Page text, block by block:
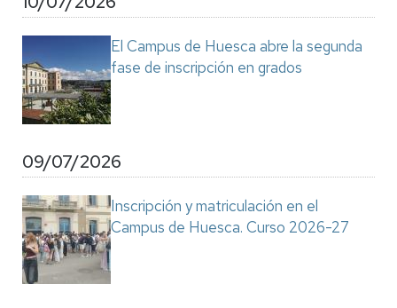
El Campus de Huesca abre la segunda
fase de inscripción en grados
09/07/2026
Inscripción y matriculación en el
Campus de Huesca. Curso 2026-27